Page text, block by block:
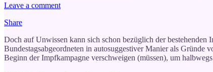
Leave a comment
Share
Doch auf Unwissen kann sich schon bezüglich der bestehenden
Bundestagsabgeordneten in autosuggestiver Manier als
Beginn der Impfkampagne verschweigen (müssen), um